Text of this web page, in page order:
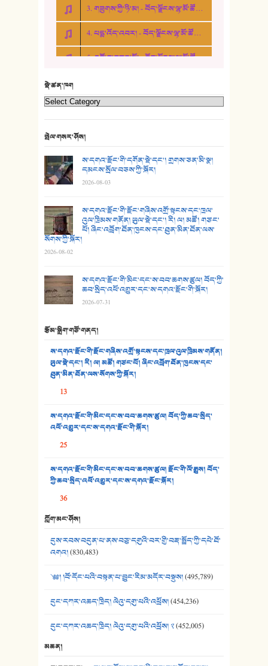
19. ཆ་རྐྱེན་མེད་པའི་སེམས།
20. བསྟན་རྒྱས་གླིང་།
23. ཕོ་རྒོད་པོ།
25. མགྲོན་པོ།
26. ཨ་མའི་ཐང་ཁུག
27. ལྕེ་བདེ་ཞོལ་གྱི་པང་གདན།
28. སྟོད་གཞས། - ཕན་ཐོག
30. སི་ལིང་འབྲི་མོ། - ཕན་ཐོག
31. ཕ་ཡུལ་ཡར་ཀླུང་།
32. ཨ་མ།
33. འཛོམས་པའི་ལམ།
34. ཉི་མ་སེམས་ལ་ཞོག་དང་། - ཟླ་སྒྲོན།
36. ཟླ་གཞོན་སྙན་དབྱངས། - ཟླ་སྒྲོན།
38. ཡབ་ཡུམ། - ཟླ་སྒྲོན།
3. གཟུགས་ཀྱི་ཉི་མ། - བོད་ལྗོངས་ལྷ་མོ་ཚོགས་པ།
4. པདྨ་འོད་འབར། - བོད་ལྗོངས་ལྷ་མོ་ཚོགས་པ།
5. འགྲོ་བ་བཟང་མོ། - བོད་ལྗོངས་ལྷ་མོ་ཚོགས་པ།
སྡེ་ཚན་ཁག
སྤེལ་གསར་ཤོས།
ས་དགའ་རྫོང་གི་དགོན་སྡེ་དང་། གྲགས་ཅན་མི་སྣ།
དམངས་སྲོལ་བཅས་ཀྱི་སྐོར།
2026-08-03
ས་དགའ་རྫོང་གི་རྫོང་གཞིས་འགྲོ་སྟངས་དང་ཁྲལ་
འུལ་ཁྲིམས་གནོན། ཡུལ་སྡེ་དང་། རི། ལ། མཚོ། གཙང་
པོ། ཞིང་འབྲོག་ཐོན་ཁུངས་དང་ཐུན་མིན་ཐོན་ལས་
སོགས་ཀྱི་སྐོར།
2026-08-02
ས་དགའ་རྫོང་གི་མིང་དང་ས་བབ་ཆགས་ཚུལ། བོད་ཀྱི་
ཆབ་སྲིད་འཕོ་འགྱུར་དང་ས་དགའ་རྫོང་གི་སྐོར།
2026-07-31
རྩོམ་སྒྲིག་གཙོ་གནད།
ས་དགའ་རྫོང་གི་རྫོང་གཞིས་འགྲོ་སྟངས་དང་ཁྲལ་འུལ་ཁྲིམས་གནོན།
ཡུལ་སྡེ་དང་། རི། ལ། མཚོ། གཙང་པོ། ཞིང་འབྲོག་ཐོན་ཁུངས་དང་
ཐུན་མིན་ཐོན་ལས་སོགས་ཀྱི་སྐོར།
13
ས་དགའ་རྫོང་གི་མིང་དང་ས་བབ་ཆགས་ཚུལ། བོད་ཀྱི་ཆབ་སྲིད་
འཕོ་འགྱུར་དང་ས་དགའ་རྫོང་གི་སྐོར།
25
ས་དགའ་རྫོང་གི་མིང་དང་ས་བབ་ཆགས་ཚུལ། རྫོང་གི་ལོ་རྒྱུས། བོད་
ཀྱི་ཆབ་སྲིད་འཕོ་འགྱུར་དང་ས་དགའ་རྫོང་སྐོར།
36
ཀློག་མང་ཤོས།
དུས་རབས་བདུན་པ་ནས་བཅུ་དགུའི་བར་གྱི་བརྡ་སྤྲོད་ཀྱི་དཔེ་ཐོ་
འགའ།(830,483)
༄༅། །བོ་དོང་པའི་བསྟན་པ་བྱུང་རིམ་མདོར་བསྡུས།(495,789)
དུང་དཀར་འཆད་ཁྲིད། ལེའུ་དགུ་པའི་འཕྲོས།(454,236)
དུང་དཀར་འཆད་ཁྲིད། ལེའུ་དགུ་པའི་འཕྲོས། ༢(452,005)
མཆན།